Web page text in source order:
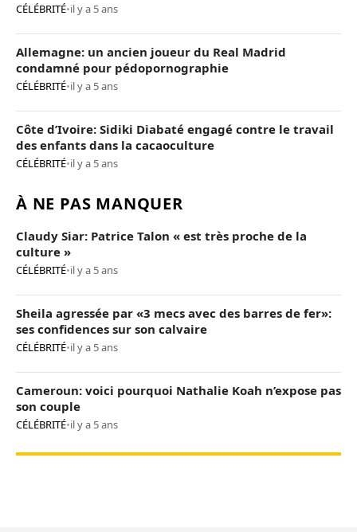
CÉLÉBRITÉ•il y a 5 ans
Allemagne: un ancien joueur du Real Madrid
condamné pour pédopornographie
CÉLÉBRITÉ•il y a 5 ans
Côte d’Ivoire: Sidiki Diabaté engagé contre le travail
des enfants dans la cacaoculture
CÉLÉBRITÉ•il y a 5 ans
À NE PAS MANQUER
Claudy Siar: Patrice Talon « est très proche de la
culture »
CÉLÉBRITÉ•il y a 5 ans
Sheila agressée par «3 mecs avec des barres de fer»:
ses confidences sur son calvaire
CÉLÉBRITÉ•il y a 5 ans
Cameroun: voici pourquoi Nathalie Koah n’expose pas
son couple
CÉLÉBRITÉ•il y a 5 ans